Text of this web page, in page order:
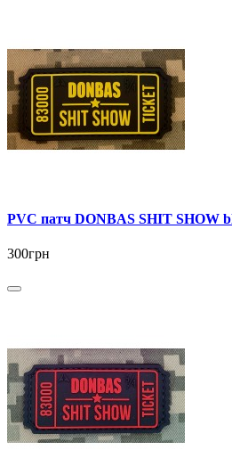
PVC патч DONBAS SHIT SHOW
300грн